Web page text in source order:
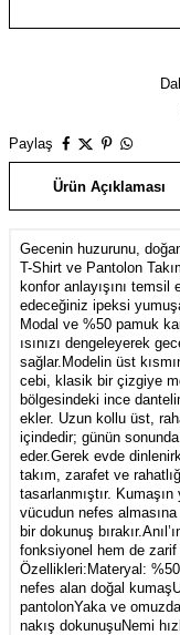
Paylaş
Ürün Açıklaması
Gecenin huzurunu,
T-Shirt ve Pantolon
konfor anlayışını
edeceğiniz ipeksi
Modal ve %50 pamuk
ısınızı dengeleyerek
sağlar.Modelin üst
cebi, klasik bir çizgiye
bölgesindeki ince
ekler. Uzun kollu üst,
içindedir; günün
eder.Gerek evde
takım, zarafet ve
tasarlanmıştır.
vücudun nefes
bir dokunuş
fonksiyonel hem de
Özellikleri:Materyal:
nefes alan doğal
pantolonYaka ve
nakış dokunuşuNemi